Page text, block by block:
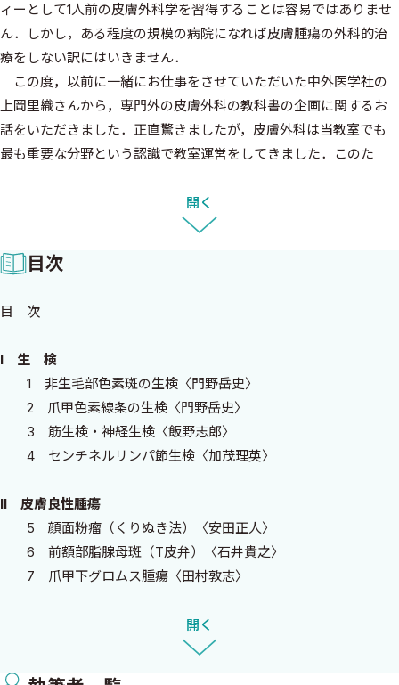
ィーとして1人前の皮膚外科学を習得することは容易ではありませ
ん．しかし，ある程度の規模の病院になれば皮膚腫瘍の外科的治
療をしない訳にはいきません．
この度，以前に一緒にお仕事をさせていただいた中外医学社の
上岡里織さんから，専門外の皮膚外科の教科書の企画に関するお
話をいただきました．正直驚きましたが，皮膚外科は当教室でも
最も重要な分野という認識で教室運営をしてきました．このた
ようということになりました．その際に，皮膚外科学の第一人者
で米国留学時代からの長年の知り合いである門野岳史先生にも編
集に加わっていただくことで，心強くスタートすることができまし
た．
した．10年くらい前，彼は急遽ほぼ一人で大学病院の皮膚外科手
を施行するにあたって，教科書で勉強しても細かな点までは記載さ
れていないことが多いので，苦労しながら手探りで力をつけてい
きました．このため，現在皮膚外科を勉強中の若手の先生や必要
に迫られて皮膚外科手術を行う必要がある医師が，指導医が近く
にいなくても問題なく執刀できるように，より実践的で細かな説明
た．飯野先生からは，皮膚外科医が切磋琢磨する学会である皮膚
外科学会の学術大会抄録集を参考にしたとも聞いています．
しかし，そのような教科書をつくるには分担執筆者の方々に通
常の教科書よりも多くのご負担をおかけすることになります．そ
ー写真，組織写真，手術写真と，手術の流れがわかる細かな情報
までが記載された，内容の深い原稿をいただくことができまし
開く
目次
目 次
I 生 検
1 非生毛部色素斑の生検〈門野岳史〉
2 爪甲色素線条の生検〈門野岳史〉
3 筋生検・神経生検〈飯野志郎〉
4 センチネルリンパ節生検〈加茂理英〉
II 皮膚良性腫瘍
5 顔面粉瘤（くりぬき法）〈安田正人〉
6 前額部脂腺母斑（T皮弁）〈石井貴之〉
7 爪甲下グロムス腫瘍〈田村敦志〉
1◯顔面皮膚悪性腫瘍の切除と再建
開く